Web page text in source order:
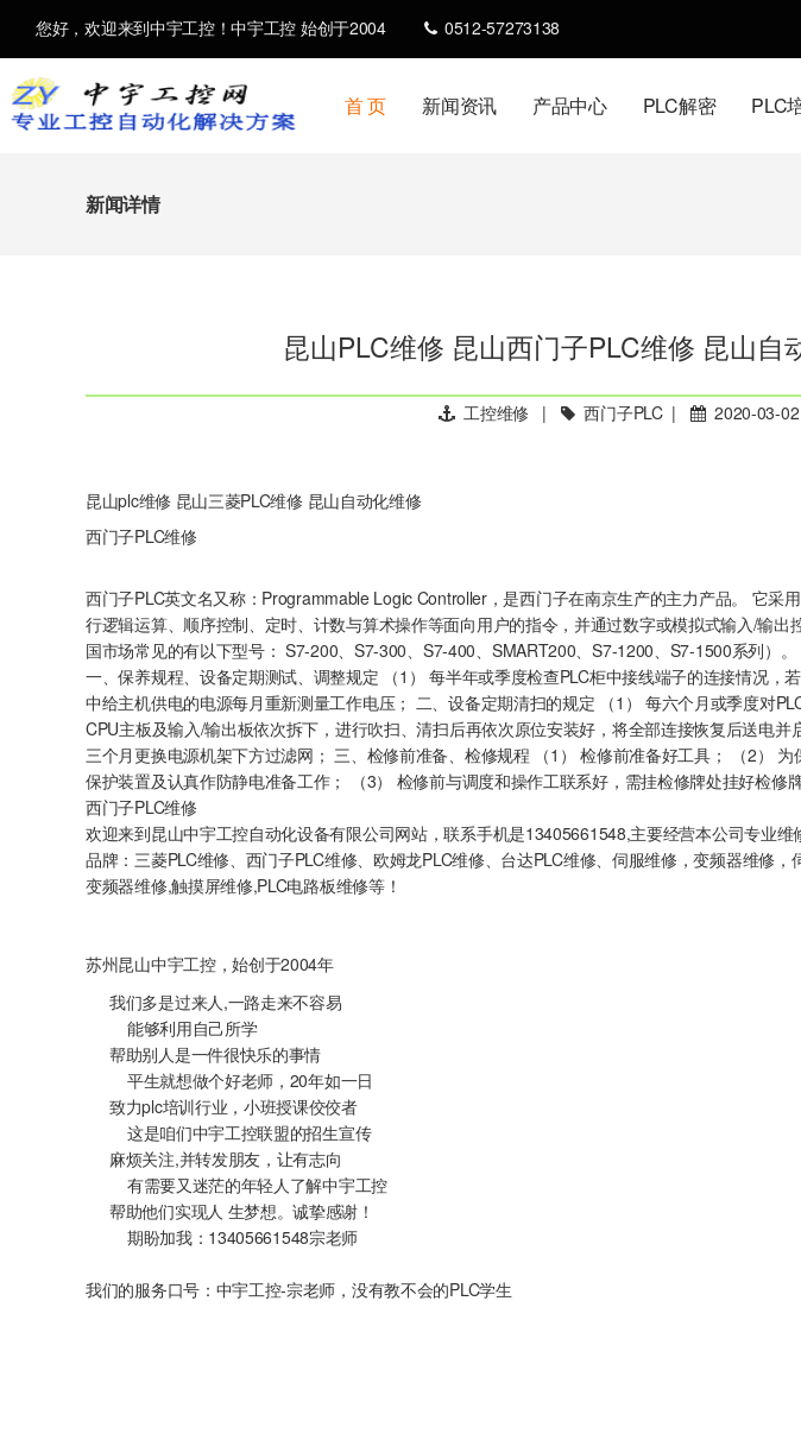
您好，欢迎来到中宇工控！中宇工控 始创于2004 0512-57273138
首 页 新闻资讯 产品中心 PLC解密 PLC
新闻详情
昆山PLC维修 昆山西门子PLC维修 昆山自
工控维修 | 西门子PLC| 2020-03-02
昆山plc维修 昆山三菱PLC维修 昆山自动化维修
西门子PLC维修
西门子PLC英文名又称：Programmable Logic Controller，是西门子在南京生产的主力产品。 它采
行逻辑运算、顺序控制、定时、计数与算术操作等面向用户的指令，并通过数字或模拟式输入/输出
国市场常见的有以下型号： S7-200、S7-300、S7-400、SMART200、S7-1200、S7-1500系列）。
一、保养规程、设备定期测试、调整规定 （1） 每半年或季度检查PLC柜中接线端子的连接情况，
中给主机供电的电源每月重新测量工作电压； 二、设备定期清扫的规定 （1） 每六个月或季度对
CPU主板及输入/输出板依次拆下，进行吹扫、清扫后再依次原位安装好，将全部连接恢复后送电
三个月更换电源机架下方过滤网； 三、检修前准备、检修规程 （1） 检修前准备好工具； （2）
保护装置及认真作防静电准备工作； （3） 检修前与调度和操作工联系好，需挂检修牌处挂好检修牌
西门子PLC维修
欢迎来到昆山中宇工控自动化设备有限公司网站，联系手机是13405661548,主要经营本公
品牌：三菱PLC维修、西门子PLC维修、欧姆龙PLC维修、台达PLC维修、伺服维修，变频器维修
变频器维修,触摸屏维修,PLC电路板维修等！
苏州昆山中宇工控，始创于2004年
我们多是过来人,一路走来不容易
能够利用自己所学
帮助别人是一件很快乐的事情
平生就想做个好老师，20年如一日
致力plc培训行业，小班授课佼佼者
这是咱们中宇工控联盟的招生宣传
麻烦关注,并转发朋友，让有志向
有需要又迷茫的年轻人了解中宇工控
帮助他们实现人 生梦想。诚挚感谢！
期盼加我：13405661548宗老师
我们的服务口号：中宇工控-宗老师，没有教不会的PLC学生